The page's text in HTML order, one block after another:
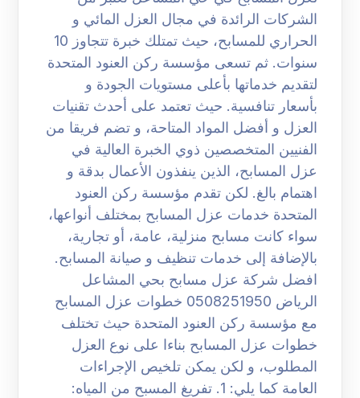
الشركات الرائدة في مجال العزل المائي و
الحراري للمسابح، حيث تمتلك خبرة تتجاوز 10
سنوات. ثم تسعى مؤسسة ركن العنود المتحدة
لتقديم خدماتها بأعلى مستويات الجودة و
بأسعار تنافسية. حيث تعتمد على أحدث تقنيات
العزل و أفضل المواد المتاحة، و تضم فريقا من
الفنيين المتخصصين ذوي الخبرة العالية في
عزل المسابح، الذين ينفذون الأعمال بدقة و
اهتمام بالغ. لكن تقدم مؤسسة ركن العنود
المتحدة خدمات عزل المسابح بمختلف أنواعها،
سواء كانت مسابح منزلية، عامة، أو تجارية،
بالإضافة إلى خدمات تنظيف و صيانة المسابح.
افضل شركة عزل مسابح بحي المشاعل
الرياض 0508251950 خطوات عزل المسابح
مع مؤسسة ركن العنود المتحدة حيث تختلف
خطوات عزل المسابح بناءا على نوع العزل
المطلوب، و لكن يمكن تلخيص الإجراءات
العامة كما يلي: 1. تفريغ المسبح من المياه: